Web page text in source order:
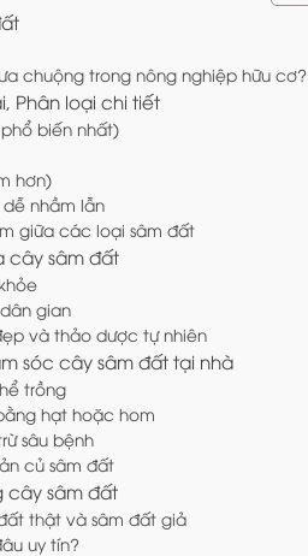
chuộng trong nông nghiệp hữu cơ?
Phân loại chi tiết
biến nhất)
hơn)
nhầm lẫn
giữa các loại sâm đất
cây sâm đất
gian
và thảo dược tự nhiên
sóc cây sâm đất tại nhà
trồng
hạt hoặc hom
sâu bệnh
củ sâm đất
cây sâm đất
thật và sâm đất giả
uy tín?